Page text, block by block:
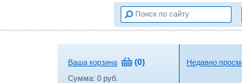
Ваша корзина (0)
Сумма: 0 руб.
Недавно